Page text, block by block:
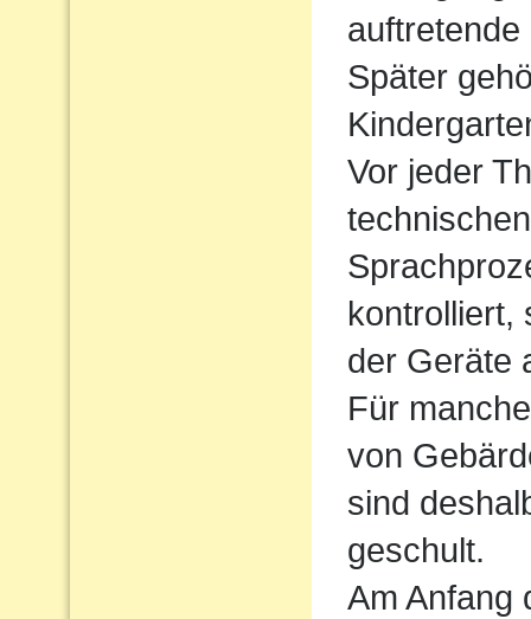
Später
Vor jeder
kontrolliert,
der Geräte
Für
von
sind
geschult.
Am Anfang